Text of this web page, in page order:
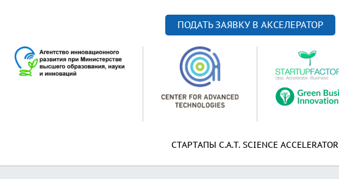
ПОДАТЬ ЗАЯВКУ В АКСЕЛЕРАТОР
СТАРТАПЫ C.A.T. SCIENCE ACCELERATOR